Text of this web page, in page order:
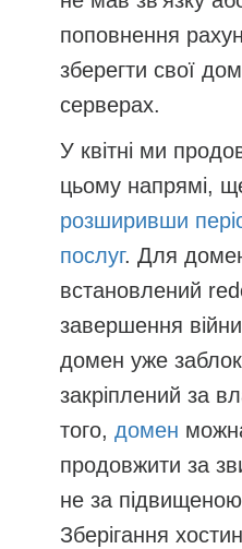
поповнення
зберегти свої
серверах.
У квітні ми
цьому напрямі,
розширивши
послуг. Для
встановлений
завершення
домен уже
закріплений за
того, домен
продовжити за
не за
Зберігання